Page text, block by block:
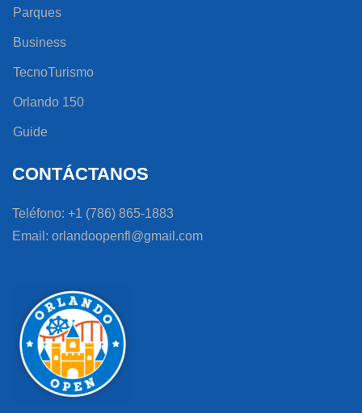
Parques
Business
TecnoTurismo
Orlando 150
Guide
CONTÁCTANOS
Teléfono: +1 (786) 865-1883
Email: orlandoopenfl@gmail.com